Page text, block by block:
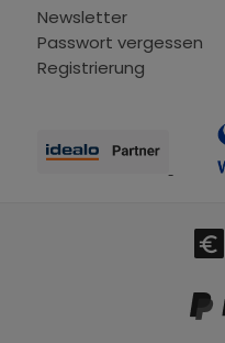
Newsletter
Passwort vergessen
Registrierung